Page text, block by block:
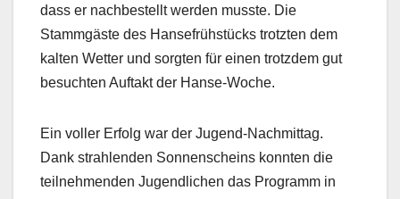
dass er nachbestellt werden musste. Die
Stammgäste des Hansefrühstücks trotzten dem
kalten Wetter und sorgten für einen trotzdem gut
besuchten Auftakt der Hanse-Woche.
Ein voller Erfolg war der Jugend-Nachmittag.
Dank strahlenden Sonnenscheins konnten die
teilnehmenden Jugendlichen das Programm in